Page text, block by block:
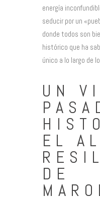
energía
seducir por un
donde todos son
histórico que ha
único a lo largo de
UN
EL
DE